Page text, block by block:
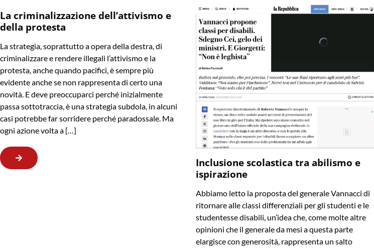
La criminalizzazione dell’attivismo e
della protesta
La strategia, soprattutto a opera della destra, di
criminalizzare e rendere illegali l’attivismo e la
protesta, anche quando pacifici, è sempre più
evidente anche se non rappresenta di certo una
novità. E deve preoccuparci perché inizialmente
passa sottotraccia, è una strategia subdola, in alcuni
casi potrebbe far sorridere perché paradossale. Ma
ogni azione volta a […]
Inclusione scolastica tra abilismo e
ispirazione
Abbiamo letto la proposta del generale Vannacci di
ritornare alle classi differenziali per gli studenti e le
studentesse disabili, un’idea che, come molte altre
opinioni che il generale da mesi a questa parte
elargisce con generosità, rappresenta un salto